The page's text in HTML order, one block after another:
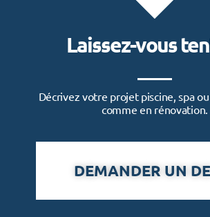
Laissez-vous
Décrivez votre projet piscine, spa
comme en rénovation.
DEMANDER UN